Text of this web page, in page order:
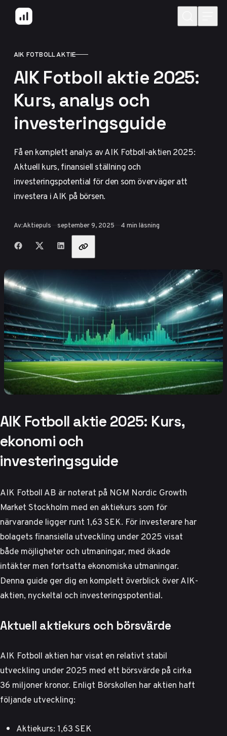
Hoppa till innehåll
KATEGORI
AIK FOTBOLL AKTIE
AIK Fotboll aktie 2025:
Kurs, analys och
investeringsguide
Få en komplett analys av AIK Fotboll-aktien 2025:
Aktuell kurs, finansiell ställning och
investeringspotential för den som överväger att
investera i AIK på börsen.
Av:Aktiepuls Publicerad
september 9, 2025 4 min läsning
Dela med vänner
AIK Fotboll aktie 2025: Kurs,
ekonomi och
investeringsguide
AIK Fotboll AB är noterat på NGM Nordic Growth
Market Stockholm med en aktiekurs som för
närvarande ligger runt 1,63 SEK. För investerare har
bolagets finansiella utveckling under 2025 visat
både möjligheter och utmaningar, med ökade
intäkter men fortsatta ekonomiska utmaningar.
Denna guide ger dig en komplett överblick över AIK-
aktien, nyckeltal och investeringspotential.
Aktuell aktiekurs och börsvärde
AIK Fotboll aktien har visat en relativt stabil
utveckling under 2025 med ett börsvärde på cirka
36 miljoner kronor. Enligt Börskollen har aktien haft
följande utveckling:
Aktiekurs: 1,63 SEK